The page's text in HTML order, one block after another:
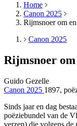
Home
Canon 2025
Rijmsnoer om
Canon 2025
Rijmsnoer
Guido Gezelle
Canon 2025 1897,
Sinds jaar en dag
poëziebundel van de
verzen) die volgens de